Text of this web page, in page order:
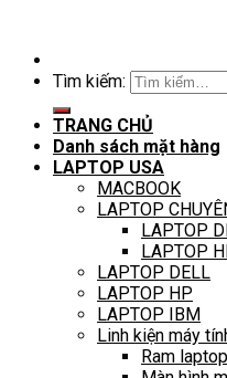
Tìm kiếm:
TRANG CHỦ
Danh sách mặt hàng
LAPTOP USA
MACBOOK
LAPTOP
LAPTOP
LAPTOP
LAPTOP DELL
LAPTOP HP
LAPTOP IBM
Linh kiện máy
Ram laptop